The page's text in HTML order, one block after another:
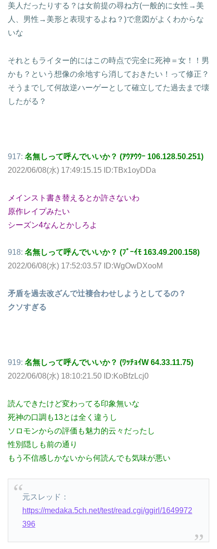
美人だったりする？は女前提の尋ね方(一般的に女性→美
人、男性→美形と表現するよね？)で意図がよくわからな
いな
それともライター的にはこの時点で完全に死神＝女！！男
かも？という想像の余地すら消しておきたい！って修正？
そうまでして何故逆ハーゲーとして確立してた過去まで壊
したがる？
917: 名無しって呼んでいいか？ (ｱｳｱｳｳｰ 106.128.50.251)
2022/06/08(水) 17:49:15.15 ID:TBx1oyDDa
メインスト書き替えるとか許さないわ
原作レイプみたい
シーズン4なんとかしろよ
918: 名無しって呼んでいいか？ (ﾌﾞｰｲﾓ 163.49.200.158)
2022/06/08(水) 17:52:03.57 ID:WgOwDXooM
矛盾を過去改ざんで辻褄合わせしようとしてるの？
クソすぎる
919: 名無しって呼んでいいか？ (ﾜｯﾁｮｲW 64.33.11.75)
2022/06/08(水) 18:10:21.50 ID:KoBfzLcj0
読んできたけど変わってる印象無いな
死神の口調も13とは全く違うし
ソロモンからの評価も魅力的云々だったし
性別隠しも前の通り
もう不信感しかないから何読んでも気味が悪い
元スレッド：
https://medaka.5ch.net/test/read.cgi/ggirl/1649972
396